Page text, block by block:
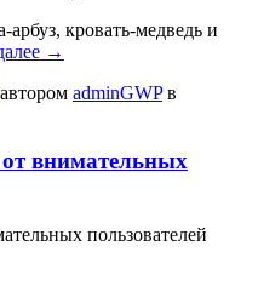
кровать-медведь и
→
автором adminGWPв
внимательных
пользователей